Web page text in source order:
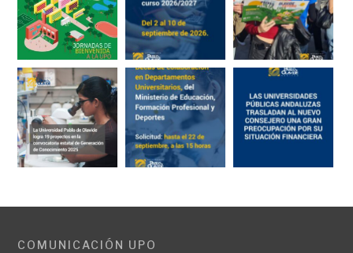
COMUNICACIÓN UPO